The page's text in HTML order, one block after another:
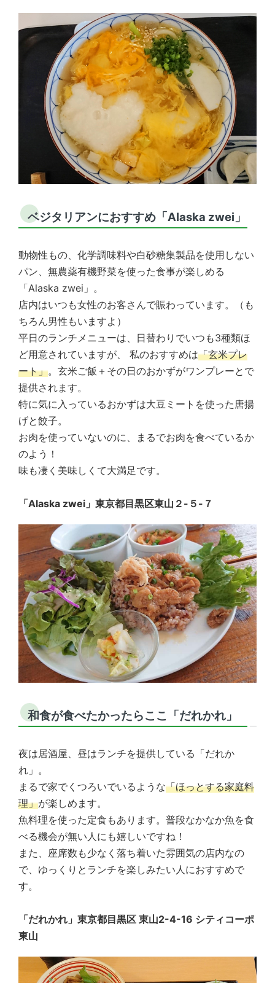
ベジタリアンにおすすめ「Alaska zwei」
動物性もの、化学調味料や白砂糖集製品を使用しない
パン、無農薬有機野菜を使った食事が楽しめる
「Alaska zwei」。
店内はいつも女性のお客さんで賑わっています。（も
ちろん男性もいますよ）
平日のランチメニューは、日替わりでいつも3種類ほ
ど用意されていますが、 私のおすすめは「玄米プレ
ート」。玄米ご飯＋その日のおかずがワンプレーとで
提供されます。
特に気に入っているおかずは大豆ミートを使った唐揚
げと餃子。
お肉を使っていないのに、まるでお肉を食べているか
のよう！
味も凄く美味しくて大満足です。
「Alaska zwei」東京都目黒区東山２-５-７
和食が食べたかったらここ「だれかれ」
夜は居酒屋、昼はランチを提供している「だれか
れ」。
まるで家でくつろいでいるような「ほっとする家庭料
理」が楽しめます。
魚料理を使った定食もあります。普段なかなか魚を食
べる機会が無い人にも嬉しいですね！
また、座席数も少なく落ち着いた雰囲気の店内なの
で、ゆっくりとランチを楽しみたい人におすすめで
す。
「だれかれ」東京都目黒区 東山2-4-16 シティコーポ
東山